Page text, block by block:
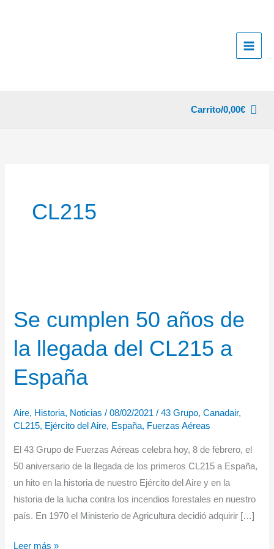
Carrito/0,00€
CL215
Se cumplen 50 años de
la llegada del CL215 a
España
Aire, Historia, Noticias /08/02/2021/43 Grupo,Canadair,
CL215, Ejército del Aire, España, Fuerzas Aéreas
El 43 Grupo de Fuerzas Aéreas celebra hoy, 8 de febrero, el
50 aniversario de la llegada de los primeros CL215 a España,
un hito en la historia de nuestro Ejército del Aire y en la
historia de la lucha contra los incendios forestales en nuestro
país. En 1970 el Ministerio de Agricultura decidió adquirir […]
Se
Leer más »